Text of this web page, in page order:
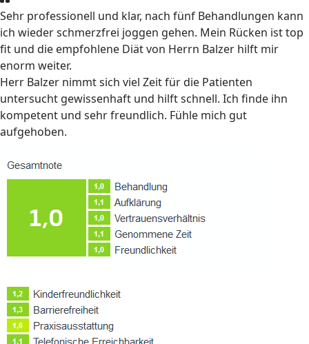
Sehr professionell und klar, nach fünf Behandlungen kann
ich wieder schmerzfrei joggen gehen. Mein Rücken ist top
fit und die empfohlene Diät von Herrn Balzer hilft mir
enorm weiter.
Herr Balzer nimmt sich viel Zeit für die Patienten
untersucht gewissenhaft und hilft schnell. Ich finde ihn
kompetent und sehr freundlich. Fühle mich gut
aufgehoben.